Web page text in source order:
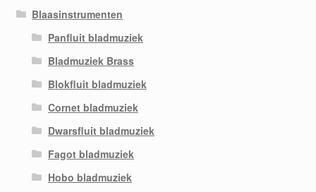
Blaasinstrumenten
Panfluit bladmuziek
Bladmuziek Brass
Blokfluit bladmuziek
Cornet bladmuziek
Dwarsfluit bladmuziek
Fagot bladmuziek
Hobo bladmuziek